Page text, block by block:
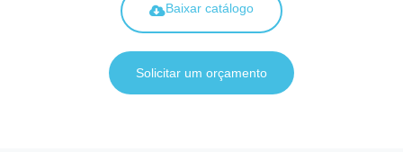
Baixar catálogo
Solicitar um orçamento